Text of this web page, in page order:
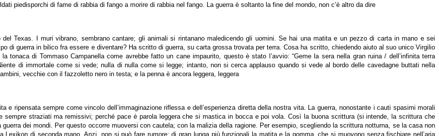
piedisporchi di fame di rabbia di fango a morire di rabbia nel fango. La guerra è soltanto la fine del mondo, non c’è altro da dire
Texas. I muri vibrano, sembrano cantare; gli animali si rintanano maledicendo gli uomini. Se hai una matita e un pezzo di carta in mano e sei
di guerra in bilico fra essere e diventare? Ha scritto di guerra, su carta grossa trovata per terra. Cosa ha scritto, chiedendo aiuto al suo unico Virgilio
di Tommaso Campanella come avrebbe fatto un cane impaurito, questo è stato l’avvio: “Geme la sera nella gran ruina / dell’infinita terra
di immortale come si vede; nulla di nulla come si legge; intanto, non si cerca applauso quando si vede al bordo delle cavedagne buttati nella
vecchie con il fazzoletto nero in testa; e la penna è ancora leggera, leggera
e ripensata sempre come vincolo dell’immaginazione riflessa e dell’esperienza diretta della nostra vita. La guerra, nonostante i cauti spasimi morali
straziati ma remissivi; perché pace è parola leggera che si mastica in bocca e poi vola. Così la buona scrittura (si intende, la scrittura che
dei mondi. Per questo occorre muoversi con cautela; con la malizia della ragione. Per esempio, scegliendo la scrittura notturna, se la casa non
di seconda mano. Anzi, non si può fare rumore; di gran lunga più funzionali la matita e la gomma, che si muovono senza fischiare nell’aria